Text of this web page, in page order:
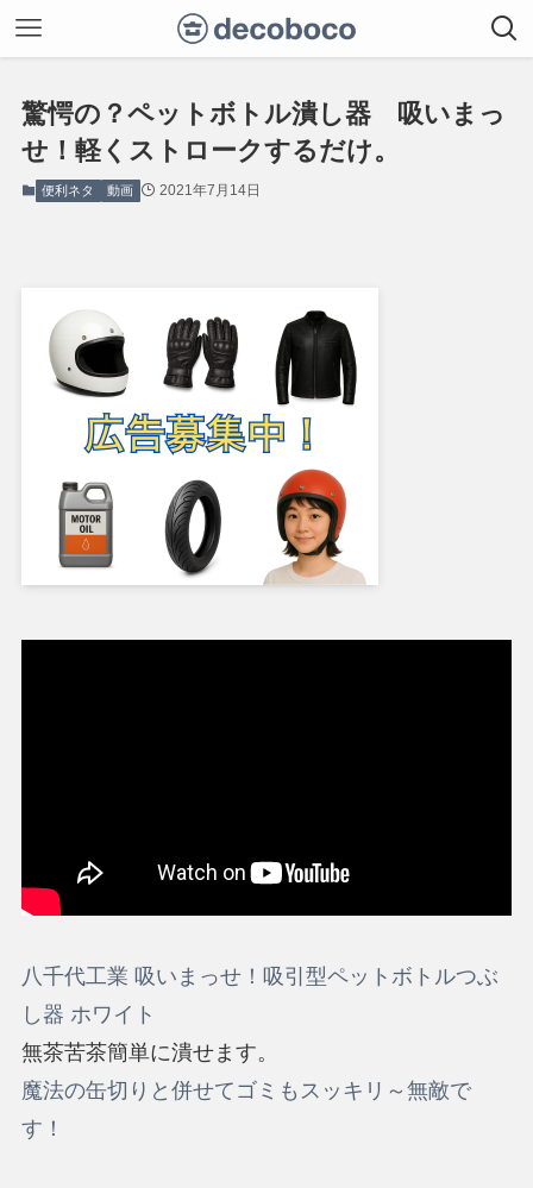
驚愕の？ペットボトル潰し器 吸いまっ
せ！軽くストロークするだけ。
便利ネタ 動画 2021年7月14日
八千代工業 吸いまっせ！吸引型ペットボトルつぶ
し器 ホワイト
無茶苦茶簡単に潰せます。
魔法の缶切りと併せてゴミもスッキリ～無敵で
す！